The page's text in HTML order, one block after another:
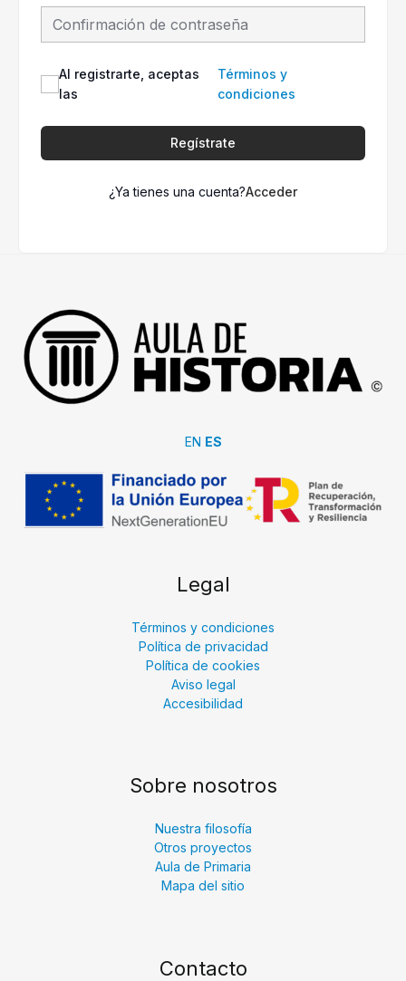
Al registrarte, aceptas
las
Términos y
condiciones
Regístrate
¿Ya tienes una cuenta?Acceder
EN ES
Legal
Términos y condiciones
Política de privacidad
Política de cookies
Aviso legal
Accesibilidad
Sobre nosotros
Nuestra filosofía
Otros proyectos
Aula de Primaria
Mapa del sitio
Contacto